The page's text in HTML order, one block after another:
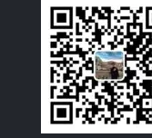
new
window
new
window
new
window